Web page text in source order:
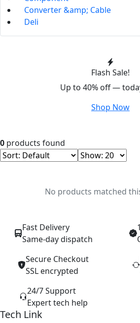
Converter &amp; Cable
Deli
Flash Sale!
Up to 40% off —
Shop Now
0 products found
No products matched
Fast Delivery
Same-day dispatch
Secure Checkout
SSL encrypted
24/7 Support
Expert tech help
Tech Link